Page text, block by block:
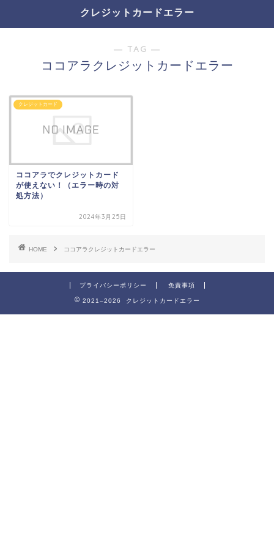
クレジットカードエラー
― TAG ―
ココアラクレジットカードエラー
クレジットカード
ココアラでクレジットカード
が使えない！（エラー時の対
処方法）
2024年3月25日
HOME ココアラクレジットカードエラー
プライバシーポリシー 免責事項
2021–2026 クレジットカードエラー